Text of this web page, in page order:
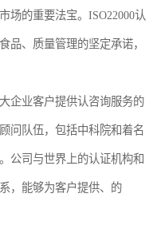
场的重要法宝。ISO22000认
品、质量管理的坚定承诺，
企业客户提供认咨询服务的
问队伍，包括中科院和着名
公司与世界上的认证机构和
，能够为客户提供、的